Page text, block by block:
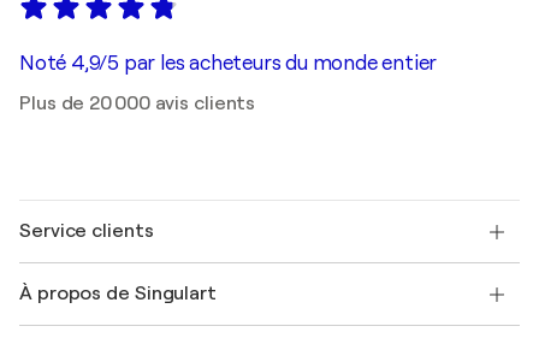
Noté 4,9/5 par les acheteurs du monde entier
Plus de 20 000 avis clients
Service clients
Expédition
À propos de Singulart